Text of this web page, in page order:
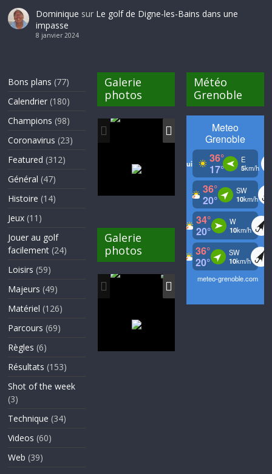
Dominique sur Le golf de Digne-les-Bains dans une
impasse
8 janvier 2024
Bons plans (77)
Calendrier (180)
Champions (98)
Coronavirus (23)
Featured (312)
Général (47)
Histoire (14)
Jeux (11)
Jouer au golf
facilement (24)
Loisirs (59)
Majeurs (49)
Matériel (126)
Parcours (69)
Règles (6)
Résultats (153)
Shot of the week
(3)
Technique (34)
Videos (60)
Web (39)
Galerie
photos
Galerie
photos
Météo
Grenoble